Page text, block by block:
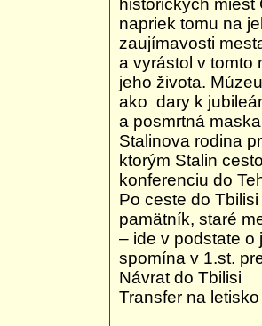
historických
napriek tomu na
zaujímavosti
a vyrástol v tomto
jeho života.
ako dary k
a posmrtná
Stalinova rodina
ktorým Stalin
konferenciu do
Po ceste do
pamätník, staré
– ide v podstate o
spomína v 1.st.
Návrat do Tbilisi
Transfer na